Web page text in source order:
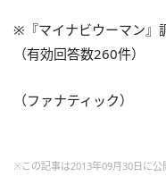
※『マイナビウーマン』
（有効回答数260件）
（ファナティック）
※この記事は2013年09月30日に公